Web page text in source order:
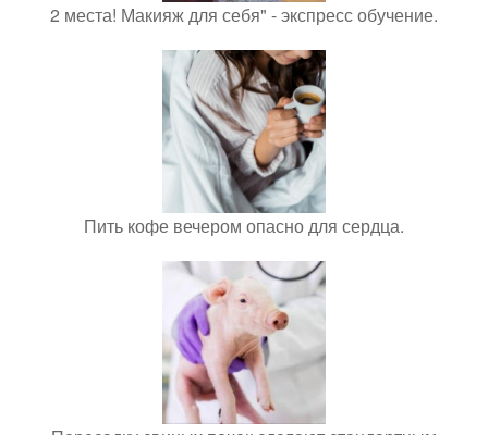
2 места! Макияж для себя" - экспресс обучение.
Пить кофе вечером опасно для сердца.